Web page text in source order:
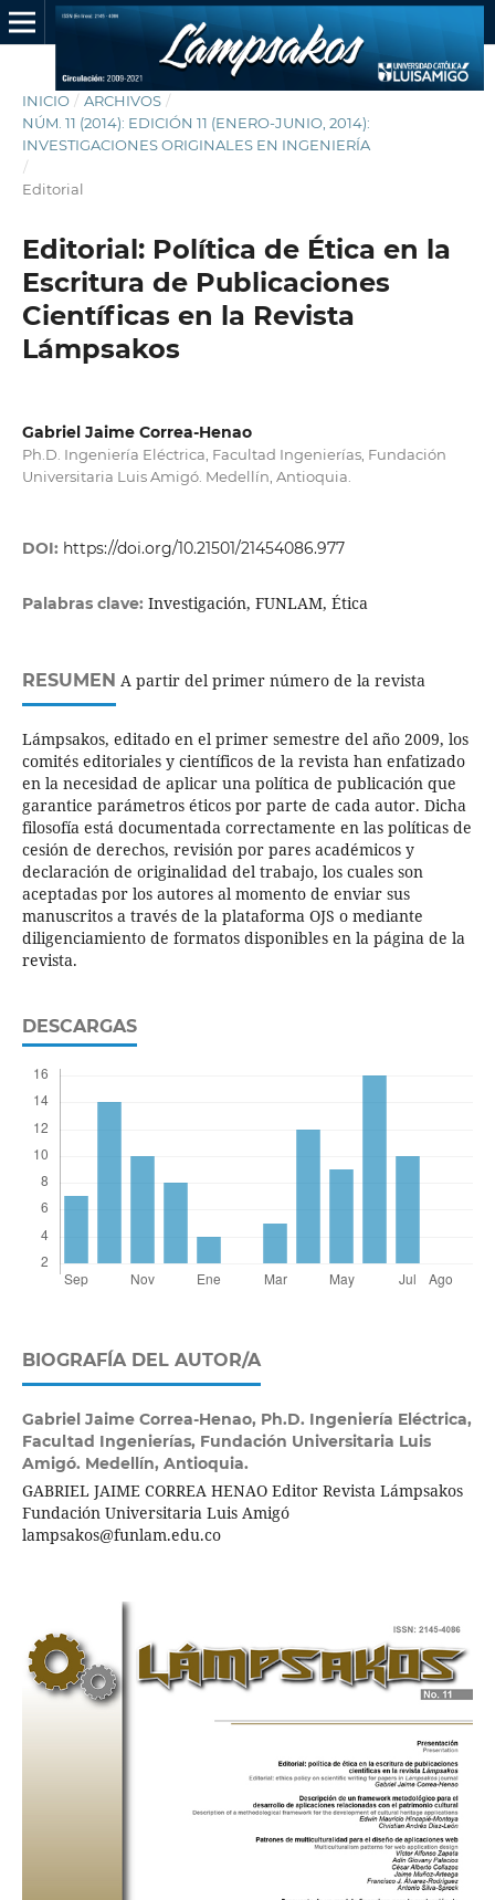
INICIO / ARCHIVOS /
NÚM. 11 (2014): EDICIÓN 11 (ENERO-JUNIO, 2014):
INVESTIGACIONES ORIGINALES EN INGENIERÍA
/
Editorial
Editorial: Política de Ética en la
Escritura de Publicaciones
Científicas en la Revista
Lámpsakos
Gabriel Jaime Correa-Henao
Ph.D. Ingeniería Eléctrica, Facultad Ingenierías, Fundación
Universitaria Luis Amigó. Medellín, Antioquia.
DOI: https://doi.org/10.21501/21454086.977
Palabras clave: Investigación, FUNLAM, Ética
RESUMEN A partir del primer número de la revista
Lámpsakos, editado en el primer semestre del año 2009, los
comités editoriales y científicos de la revista han enfatizado
en la necesidad de aplicar una política de publicación que
garantice parámetros éticos por parte de cada autor. Dicha
filosofía está documentada correctamente en las políticas de
cesión de derechos, revisión por pares académicos y
declaración de originalidad del trabajo, los cuales son
aceptadas por los autores al momento de enviar sus
manuscritos a través de la plataforma OJS o mediante
diligenciamiento de formatos disponibles en la página de la
revista.
DESCARGAS
BIOGRAFÍA DEL AUTOR/A
Gabriel Jaime Correa-Henao, Ph.D. Ingeniería Eléctrica,
Facultad Ingenierías, Fundación Universitaria Luis
Amigó. Medellín, Antioquia.
GABRIEL JAIME CORREA HENAO Editor Revista Lámpsakos
Fundación Universitaria Luis Amigó
lampsakos@funlam.edu.co